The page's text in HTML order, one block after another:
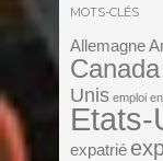
MOTS-CLÉS
Allemagne
Canada
Unis emploi
Etats-
expatrié